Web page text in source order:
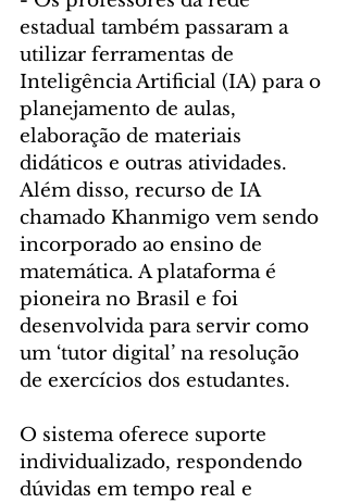
estadual também passaram a
utilizar ferramentas de
Inteligência Artificial (IA) para o
planejamento de aulas,
elaboração de materiais
didáticos e outras atividades.
Além disso, recurso de IA
chamado Khanmigo vem sendo
incorporado ao ensino de
matemática. A plataforma é
pioneira no Brasil e foi
desenvolvida para servir como
um ‘tutor digital’ na resolução
de exercícios dos estudantes.
O sistema oferece suporte
individualizado, respondendo
dúvidas em tempo real e